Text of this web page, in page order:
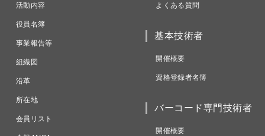
活動内容
役員名簿
事業報告等
組織図
沿革
所在地
会員リスト
よくある質問
基本技術者
開催概要
資格登録者名簿
バーコード専門技術者
開催概要